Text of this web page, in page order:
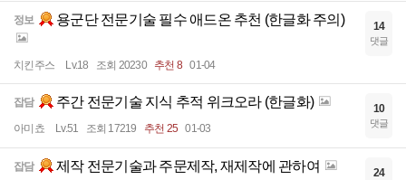
정보 용군단 전문기술 필수 애드온 추천 (한글화 주의)
치킨주스 Lv.18 조회 20230 추천 8 01-04
14
댓글
잡담 주간 전문기술 지식 추적 위크오라 (한글화)
아미쵸 Lv.51 조회 17219 추천 25 01-03
10
댓글
잡담 제작 전문기술과 주문제작, 재제작에 관하여 24